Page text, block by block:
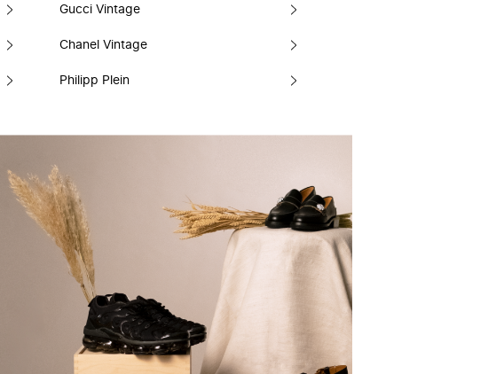
Gucci Vintage
Chanel Vintage
Philipp Plein